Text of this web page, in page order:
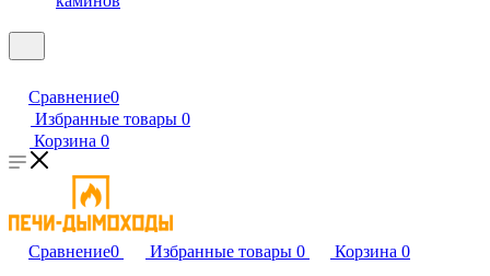
Сравнение0
Избранные товары 0
Корзина 0
Сравнение0 Избранные товары 0 Корзина 0